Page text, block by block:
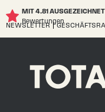
MIT 4.81
Bewertungen
Skip
NEWSLETTER